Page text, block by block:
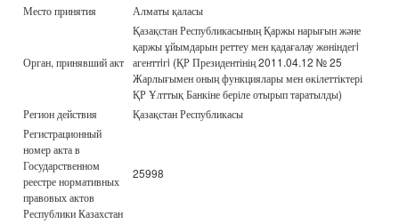
Место принятия
Алматы қаласы
Орган, принявший акт
Қазақстан Республикасының Қаржы нарығын және
қаржы ұйымдарын реттеу мен қадағалау жөніндегi
агенттiгi (ҚР Президентінің 2011.04.12 № 25
Жарлығымен оның функциялары мен өкілеттіктері
ҚР Ұлттық Банкіне беріле отырып таратылды)
Регион действия
Қазақстан Республикасы
Регистрационный
номер акта в
Государственном
реестре нормативных
правовых актов
Республики Казахстан
25998